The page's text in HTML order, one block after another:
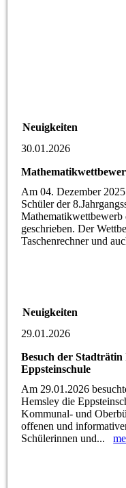
Neuigkeiten
30.01.2026
Am 04. Dezember
Schüler der
Mathematikwettbewerb
geschrieben. Der
Taschenrechner und
Neuigkeiten
29.01.2026
Besuch der Stadträtin
Eppsteinschule
Am 29.01.2026
Hemsley die
Kommunal- und
offenen und
Schülerinnen und...